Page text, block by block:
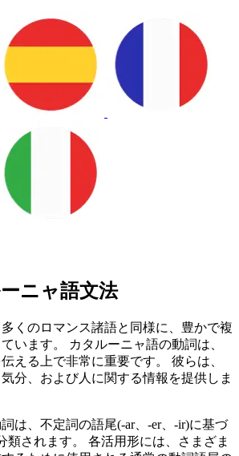
ニャ語文法
くのロマンス諸語と同様に、豊かで複
います。 カタルーニャ語の動詞は、
える上で非常に重要です。 彼らは、
分、および人に関する情報を提供しま
は、不定詞の語尾(-ar、-er、-ir)に基づ
類されます。 各活用形には、さまざま